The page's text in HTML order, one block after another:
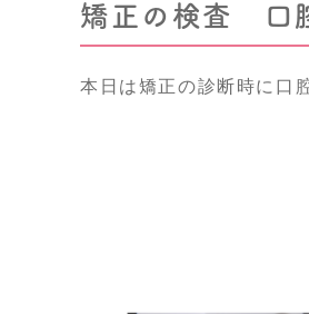
矯正の検査 口
本日は矯正の診断時に口